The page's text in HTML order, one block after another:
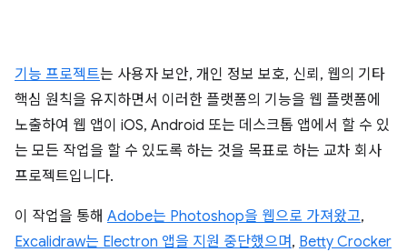
기능 프로젝트는 사용자 보안, 개인 정보 보호, 신뢰, 웹의 기타
핵심 원칙을 유지하면서 이러한 플랫폼의 기능을 웹 플랫폼에
노출하여 웹 앱이 iOS, Android 또는 데스크톱 앱에서 할 수 있
는 모든 작업을 할 수 있도록 하는 것을 목표로 하는 교차 회사
프로젝트입니다.
이 작업을 통해 Adobe는 Photoshop을 웹으로 가져왔고,
Excalidraw는 Electron 앱을 지원 중단했으며 , Betty Crocker